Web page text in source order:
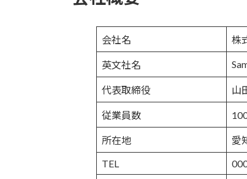
会社名 株
英文社名
代表取締役 山
従業員数
所在地
愛
TEL